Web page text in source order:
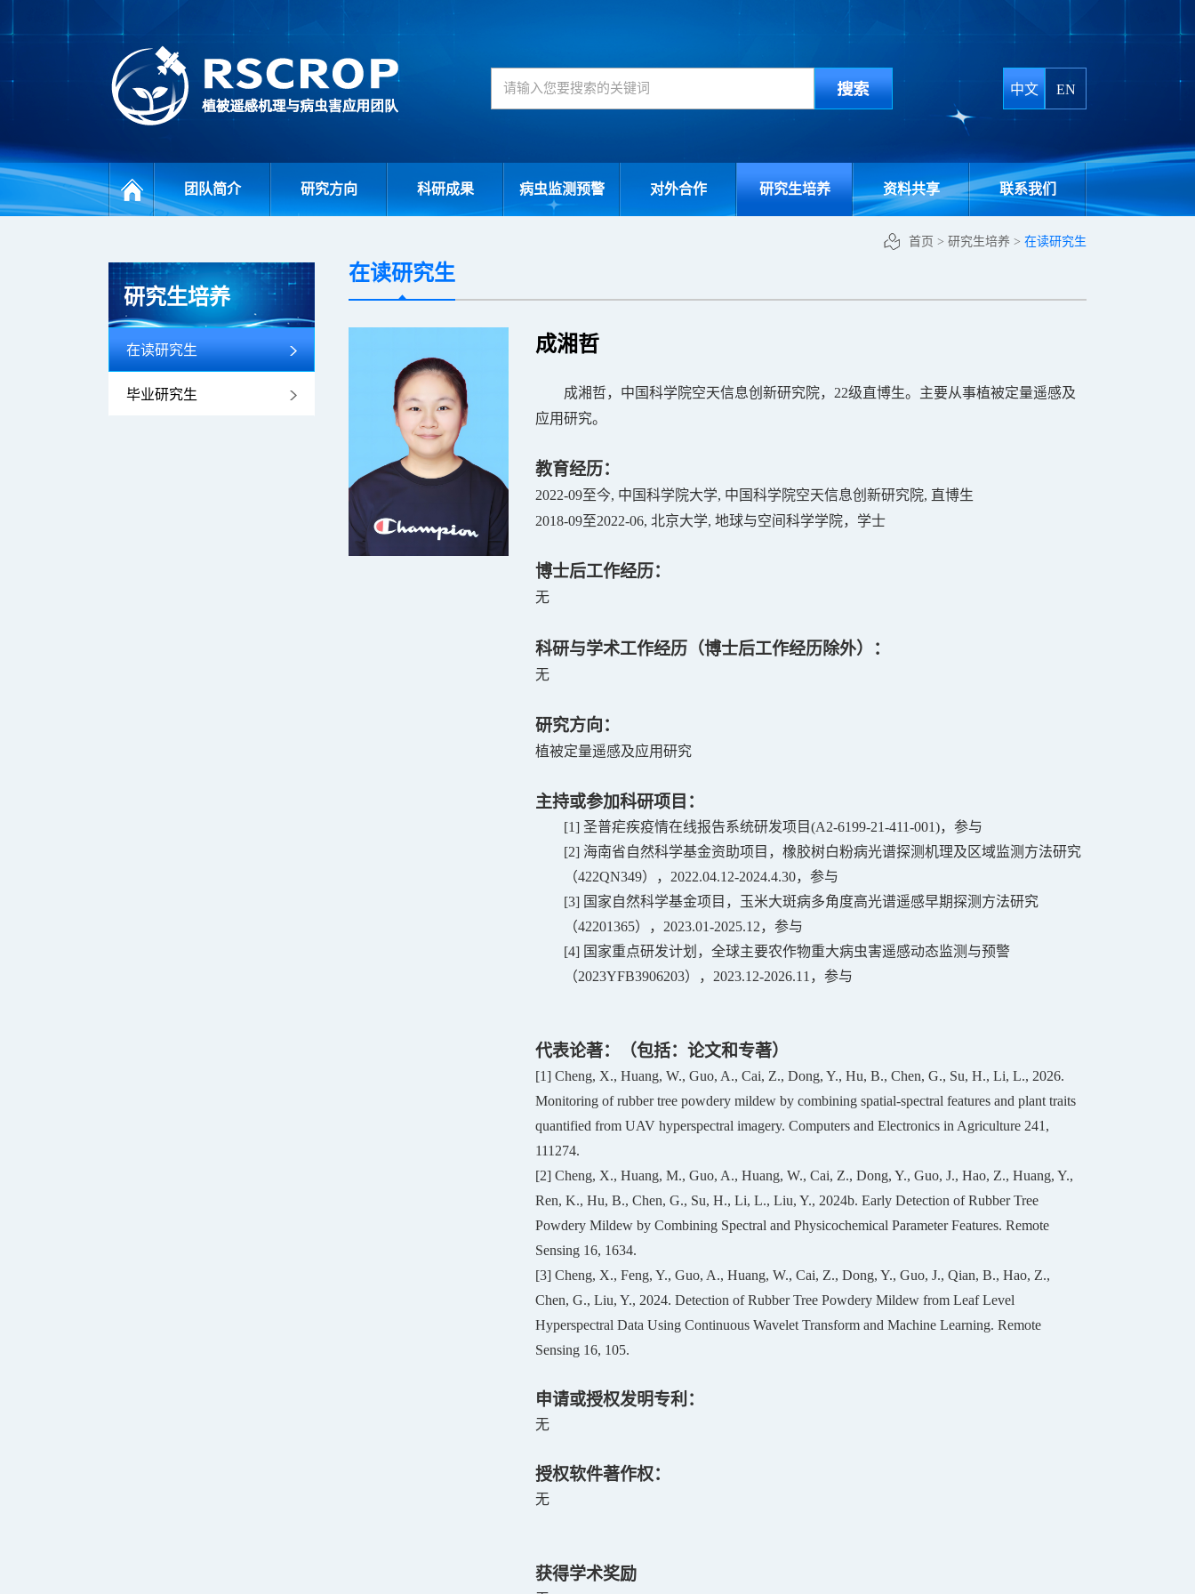
中文 EN
团队简介 研究方向 科研成果 病虫监测预警 对外合作 研究生培养 资料共享 联系我们
首页 > 研究生培养 > 在读研究生
研究生培养
在读研究生
毕业研究生
在读研究生
成湘哲
成湘哲，中国科学院空天信息创新研究院， 22级直博生。主要从事植被定量遥感及
应用研究。
教育经历：
2022-09至今, 中国科学院大学, 中国科学院空天信息创新研究院, 直博生
2018-09至2022-06, 北京大学, 地球与空间科学学院，学士
博士后工作经历：
无
科研与学术工作经历（博士后工作经历除外）：
无
研究方向：
植被定量遥感及应用研究
主持或参加科研项目：
[1] 圣普疟疾疫情在线报告系统研发项目(A2-6199-21-411-001)，参与
[2] 海南省自然科学基金资助项目，橡胶树白粉病光谱探测机理及区域监测方法研究
（422QN349）， 2022.04.12-2024.4.30，参与
[3] 国家自然科学基金项目，玉米大斑病多角度高光谱遥感早期探测方法研究
（42201365）， 2023.01-2025.12，参与
[4] 国家重点研发计划，全球主要农作物重大病虫害遥感动态监测与预警
（2023YFB3906203）， 2023.12-2026.11 ，参与
代表论著： （包括：论文和专著）
[1] Cheng, X., Huang, W., Guo, A., Cai, Z., Dong, Y., Hu, B., Chen, G., Su, H., Li, L., 2026.
Monitoring of rubber tree powdery mildew by combining spatial-spectral features and plant traits
quantified from UAV hyperspectral imagery. Computers and Electronics in Agriculture 241,
111274.
[2] Cheng, X., Huang, M., Guo, A., Huang, W., Cai, Z., Dong, Y., Guo, J., Hao, Z., Huang, Y.,
Ren, K., Hu, B., Chen, G., Su, H., Li, L., Liu, Y., 2024b. Early Detection of Rubber Tree
Powdery Mildew by Combining Spectral and Physicochemical Parameter Features. Remote
Sensing 16, 1634.
[3] Cheng, X., Feng, Y., Guo, A., Huang, W., Cai, Z., Dong, Y., Guo, J., Qian, B., Hao, Z.,
Chen, G., Liu, Y., 2024. Detection of Rubber Tree Powdery Mildew from Leaf Level
Hyperspectral Data Using Continuous Wavelet Transform and Machine Learning. Remote
Sensing 16, 105.
申请或授权发明专利 ：
无
授权软件著作权：
无
获得学术奖励